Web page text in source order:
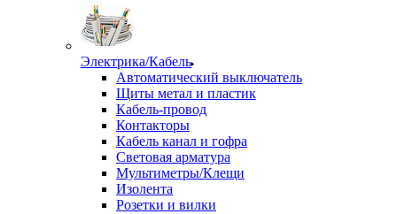
Электрика/Кабель
Автоматический выключатель
Щиты метал и пластик
Кабель-провод
Контакторы
Кабель канал и гофра
Световая арматура
Мультиметры/Клещи
Изолента
Розетки и вилки